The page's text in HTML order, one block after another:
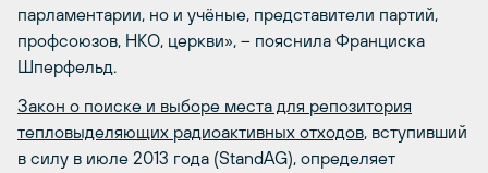
парламентарии, но и учёные, представители партий,
профсоюзов, НКО, церкви», – пояснила Франциска
Шперфельд.
Закон о поиске и выборе места для репозитория
тепловыделяющих радиоактивных отходов, вступивший
в силу в июле 2013 года (StandAG), определяет